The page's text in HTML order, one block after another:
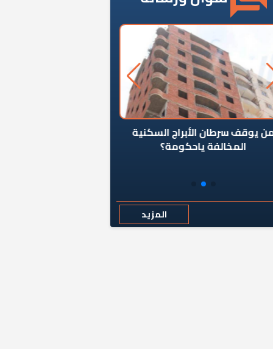
يوقف سرطان الأبراج السكنية
المخالفة ياحكومة؟
المزيد